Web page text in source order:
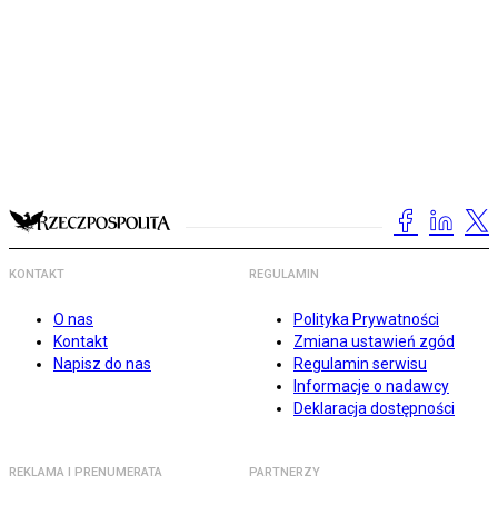
KONTAKT
O nas
Kontakt
Napisz do nas
REGULAMIN
Polityka Prywatności
Zmiana ustawień zgód
Regulamin serwisu
Informacje o nadawcy
Deklaracja dostępności
REKLAMA I PRENUMERATA PARTNERZY